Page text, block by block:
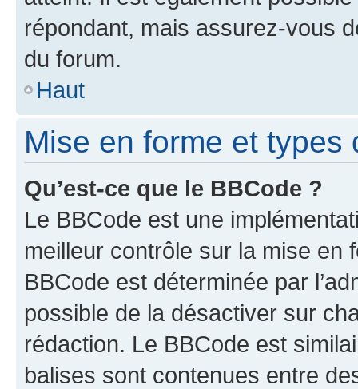
répondant, mais assurez-vous
du forum.
Haut
Mise en forme et types
Qu’est-ce que le BBCode ?
Le BBCode est une
meilleur contrôle sur la mise en
BBCode est déterminée par
possible de la désactiver sur
rédaction. Le BBCode est
balises sont contenues entre